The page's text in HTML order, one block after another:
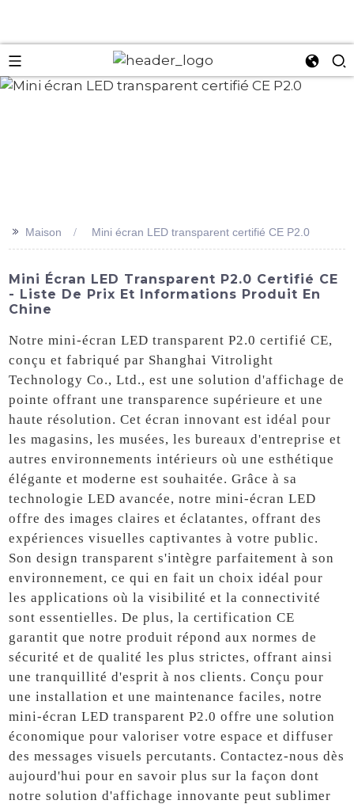
>> Maison Mini écran LED transparent certifié CE P2.0
Mini Écran LED Transparent P2.0 Certifié CE
- Liste De Prix Et Informations Produit En
Chine
Notre mini-écran LED transparent P2.0 certifié CE,
conçu et fabriqué par Shanghai Vitrolight
Technology Co., Ltd., est une solution d'affichage de
pointe offrant une transparence supérieure et une
haute résolution. Cet écran innovant est idéal pour
les magasins, les musées, les bureaux d'entreprise et
autres environnements intérieurs où une esthétique
élégante et moderne est souhaitée. Grâce à sa
technologie LED avancée, notre mini-écran LED
offre des images claires et éclatantes, offrant des
expériences visuelles captivantes à votre public.
Son design transparent s'intègre parfaitement à son
environnement, ce qui en fait un choix idéal pour
les applications où la visibilité et la connectivité
sont essentielles. De plus, la certification CE
garantit que notre produit répond aux normes de
sécurité et de qualité les plus strictes, offrant ainsi
une tranquillité d'esprit à nos clients. Conçu pour
une installation et une maintenance faciles, notre
mini-écran LED transparent P2.0 offre une solution
économique pour valoriser votre espace et diffuser
des messages visuels percutants. Contactez-nous dès
aujourd'hui pour en savoir plus sur la façon dont
notre solution d'affichage innovante peut sublimer